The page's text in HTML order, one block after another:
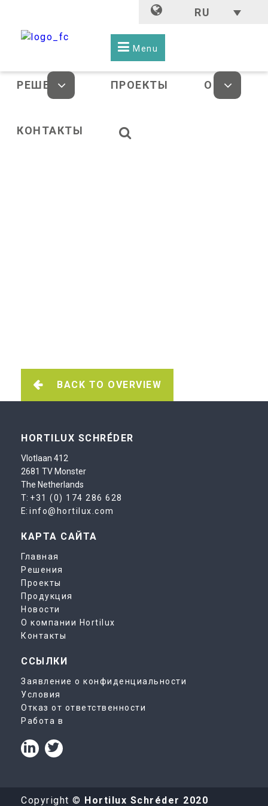
RU
Menu
РЕШЕНИЯ ПРОЕКТЫ О НАС
КОНТАКТЫ
BACK TO OVERVIEW
HORTILUX SCHRÉDER
Vlotlaan 412
2681 TV Monster
The Netherlands
T: +31 (0) 174 286 628
E: info@hortilux.com
КАРТА САЙТА
Главная
Решения
Проекты
Продукция
Новости
О компании Hortilux
Контакты
ССЫЛКИ
Заявление о конфиденциальности
Условия
Отказ от ответственности
Работа в
Copyright © Hortilux Schréder 2020